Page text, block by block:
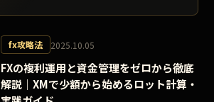
fx攻略法 2025.10.05
FXの複利運用と資金管理をゼロから徹底
解説｜XMで少額から始めるロット計算・